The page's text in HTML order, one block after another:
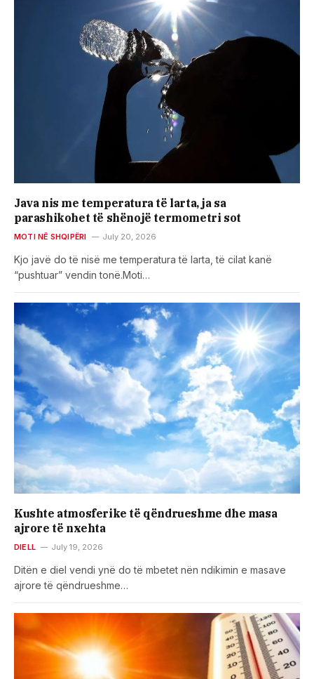
Java nis me temperatura të larta, ja sa
parashikohet të shënojë termometri sot
MOTI NË SHQIPËRI July 20, 2026
Kjo javë do të nisë me temperatura të larta, të cilat kanë
“pushtuar” vendin tonë.Moti…
Kushte atmosferike të qëndrueshme dhe masa
ajrore të nxehta
DIELL July 19, 2026
Ditën e diel vendi ynë do të mbetet nën ndikimin e masave
ajrore të qëndrueshme…